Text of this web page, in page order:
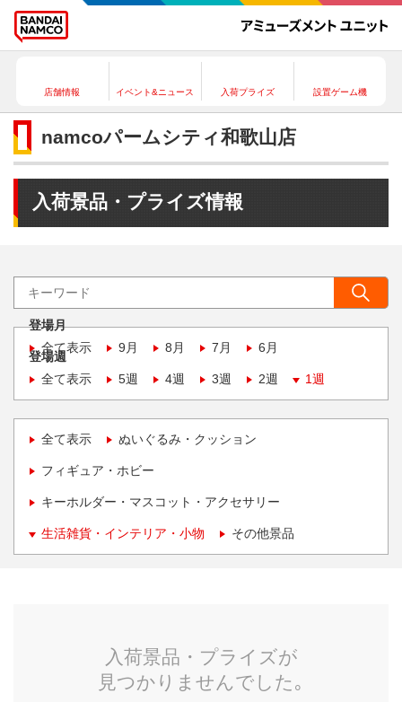
店舗情報 イベント&ニュース 入荷プライズ 設置ゲーム機
namcoパームシティ和歌山店
入荷景品・プライズ情報
登場月
全て表示
9月 8月 7月 6月
登場週
全て表示
5週 4週 3週 2週 1週
全て表示 ぬいぐるみ・クッション
フィギュア・ホビー
キーホルダー・マスコット・アクセサリー
生活雑貨・インテリア・小物 その他景品